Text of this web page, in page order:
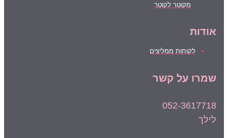
מקוטר לקוטר
אודות
לקוחות ממליצים
שמרו על קשר
052-3617718
לילך